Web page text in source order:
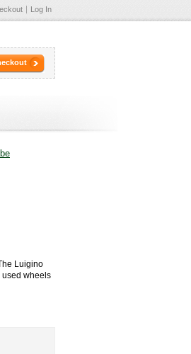
Log In
Luigino
used wheels